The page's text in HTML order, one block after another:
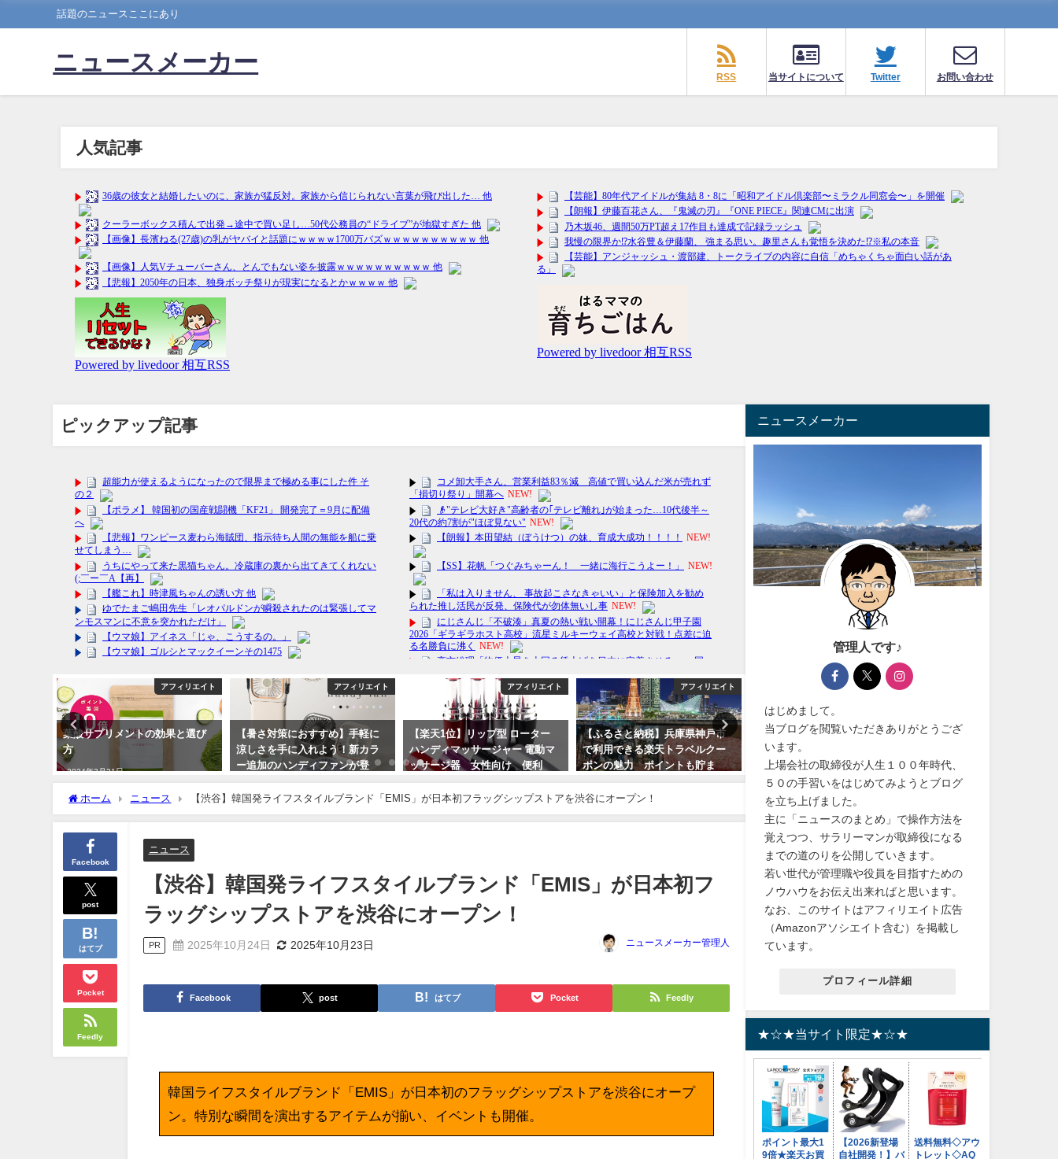
話題のニュースここにあり
ニュースメーカー
RSS 当サイトについて Twitter お問い合わせ
人気記事
ピックアップ記事
アフィリエイト
葉酸サプリメントの効果と選び
方
2024年3月21日
アフィリエイト
【暑さ対策におすすめ】手軽に
涼しさを手に入れよう！新カラ
ー追加のハンディファンが登
場！
2024年7月27日
アフィリエイト
【楽天1位】リップ型 ローター
ハンディマッサージャー 電動マ
ッサージ器 女性向け 便利
携帯 送料無料！
2024年6月15日
アフィリエイト
【ふるさと納税】兵庫県神戸市
で利用できる楽天トラベルクー
ポンの魅力 ポイントも貯ま
る！
2024年5月17日
アフィリエイト
【楽天ランキング1位獲得】今が
旬！ちょっぴり贅沢なフルーツ
サンドが今だけ送料無料！
2024年2月2日
【宝塚歌劇】宙組の有愛き
の一禾あお（井上茉美）さ
実家「京つけもの処近為」
樹里）は関係ないです
2023年10月1日
ホーム ニュース 【渋谷】韓国発ライフスタイルブランド「EMIS」が日本初フラッグシップストアを渋谷にオープン！
Facebook
post
はてブ
Pocket
Feedly
ニュース
【渋谷】韓国発ライフスタイルブランド「EMIS」が日本初フ
ラッグシップストアを渋谷にオープン！
PR 2025年10月24日 2025年10月23日 ニュースメーカー管理人
Facebook post はてブ Pocket Feedly
韓国ライフスタイルブランド「EMIS」が日本初のフラッグシップストアを渋谷にオープ
ン。特別な瞬間を演出するアイテムが揃い、イベントも開催。
ニュースメーカー
管理人です♪
はじめまして。
当ブログを閲覧いただきありがとうござ
います。
上場会社の取締役が人生１００年時代、
５０の手習いをはじめてみようとブログ
を立ち上げました。
主に「ニュースのまとめ」で操作方法を
覚えつつ、サラリーマンが取締役になる
までの道のりを公開していきます。
若い世代が管理職や役員を目指すための
ノウハウをお伝え出来ればと思います。
なお、このサイトはアフィリエイト広告
（Amazonアソシエイト含む）を掲載し
ています。
プロフィール詳細
★☆★当サイト限定★☆★